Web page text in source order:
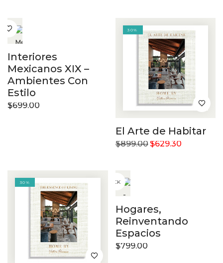
Interiores
Mexicanos XIX –
Ambientes Con
Estilo
$699.00
30%
El Arte de Habitar
$899.00$629.30
30% OUT OF STOCK
Hogares,
Reinventando
Espacios
$799.00